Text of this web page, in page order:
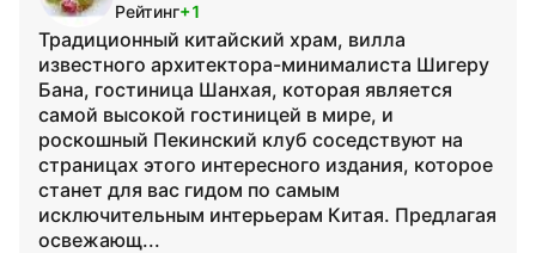
Рейтинг+1
Традиционный китайский храм, вилла
известного архитектора-минималиста Шигеру
Бана, гостиница Шанхая, которая является
самой высокой гостиницей в мире, и
роскошный Пекинский клуб соседствуют на
страницах этого интересного издания, которое
станет для вас гидом по самым
исключительным интерьерам Китая. Предлагая
освежающ...